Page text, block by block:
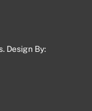
Design By: